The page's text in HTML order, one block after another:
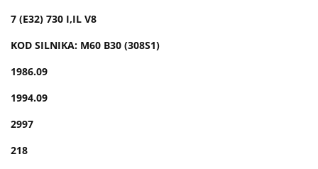
7 (E32) 730 I,IL V8
KOD SILNIKA: M60 B30 (308S1)
1986.09
1994.09
2997
218